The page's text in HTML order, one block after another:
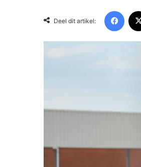
Deel dit artikel: